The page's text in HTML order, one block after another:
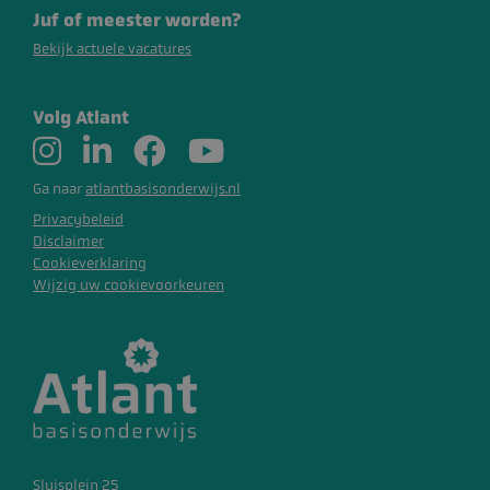
Juf of meester worden?
Bekijk actuele vacatures
Volg Atlant
Ga naar atlantbasisonderwijs.nl
Privacybeleid
Disclaimer
Cookieverklaring
Wijzig uw cookievoorkeuren
Sluisplein 25
_GRECAPTCHA